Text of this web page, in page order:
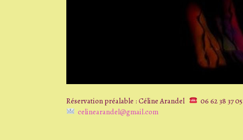
Réservation préalable : Céline Arandel
06 62 38 37 05
celinearandel@gmail.com